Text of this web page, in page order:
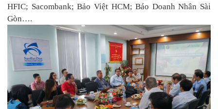
HFIC; Sacombank; Bảo Việt HCM; Báo Doanh Nhân Sài
Gòn….